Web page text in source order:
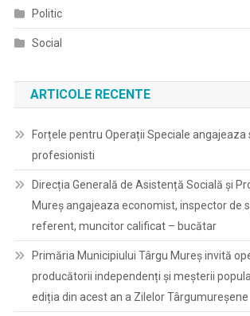
Politic
Social
ARTICOLE RECENTE
Forțele pentru Operații Speciale angajeaza
profesionisti
Direcția Generală de Asistență Socială și
Mureș angajeaza economist, inspector de
referent, muncitor calificat – bucătar
Primăria Municipiului Târgu Mureș invită
producătorii independenți și meșterii
ediția din acest an a Zilelor Târgumureșene